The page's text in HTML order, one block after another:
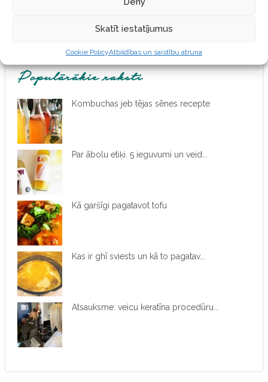
Skatīt iestatījumus
Cookie PolicyAtbildības un saistību atruna
Populārākie raksti
Kombuchas jeb tējas sēnes recepte
Par ābolu etiķi. 5 ieguvumi un veid...
Kā garšīgi pagatavot tofu
Kas ir ghī sviests un kā to pagatav...
Atsauksme: veicu keratīna procedūru...